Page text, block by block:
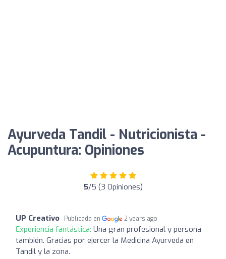
Ayurveda Tandil - Nutricionista -
Acupuntura: Opiniones
5/5 (3 Opiniones)
UP Creativo Publicada en 2 years ago
Experiencia fantástica: Una gran profesional y persona
también. Gracias por ejercer la Medicina Ayurveda en
Tandil y la zona.